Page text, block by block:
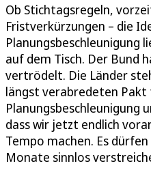
Ob Stichtagsregeln,
Fristverkürzungen – die
Planungsbeschleunigung
auf dem Tisch. Der Bund
vertrödelt. Die Länder
längst verabredeten Pakt
Planungsbeschleunigung
dass wir jetzt endlich
Tempo machen. Es
Monate sinnlos